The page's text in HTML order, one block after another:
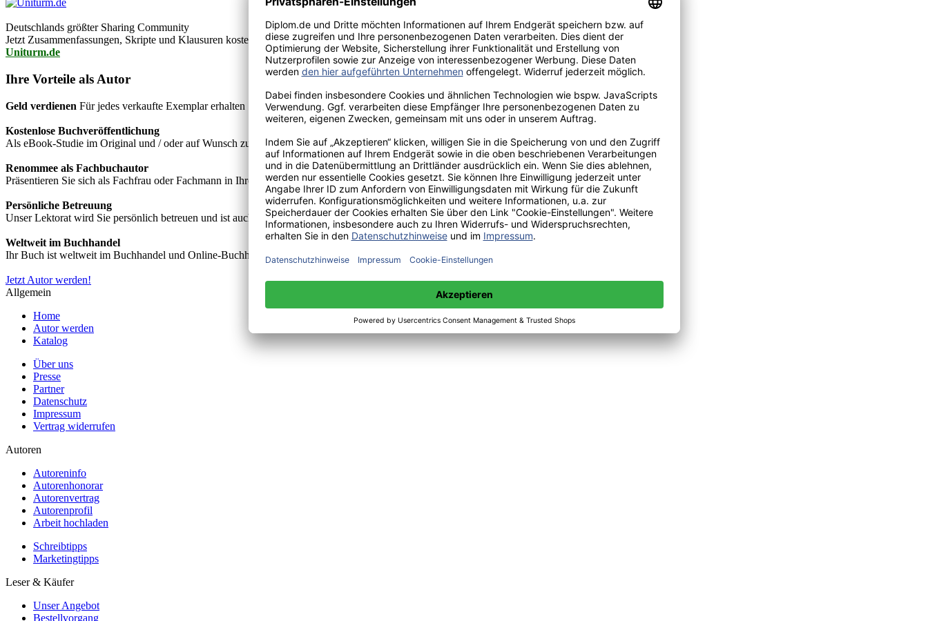
Deutschlands größter Sharing Community
Jetzt Zusammenfassungen, Skripte und Klausuren kostenlos downloaden!
Uniturm.de
Ihre Vorteile als Autor
Geld verdienen Für jedes verkaufte Exemplar erhalten Sie Autorenhonorar - bis zu 40%.
Kostenlose Buchveröffentlichung
Als eBook-Studie im Original und / oder auf Wunsch zusätzlich als hochwertiges Fachbuch in unserem renommierten Buchverlag.
Renommee als Fachbuchautor
Präsentieren Sie sich als Fachfrau oder Fachmann in Ihrem Fachgebiet und machen Sie sich bekannt.
Persönliche Betreuung
Unser Lektorat wird Sie persönlich betreuen und ist auch telefonisch unter +49(0)176-85996762 erreichbar.
Weltweit im Buchhandel
Ihr Buch ist weltweit im Buchhandel und Online-Buchhandel wie z.B. amazon erhältlich.
Jetzt Autor werden!
Allgemein
Home
Autor werden
Katalog
Über uns
Presse
Partner
Datenschutz
Impressum
Vertrag widerrufen
Autoren
Autoreninfo
Autorenhonorar
Autorenvertrag
Autorenprofil
Arbeit hochladen
Schreibtipps
Marketingtipps
Leser & Käufer
Unser Angebot
Bestellvorgang